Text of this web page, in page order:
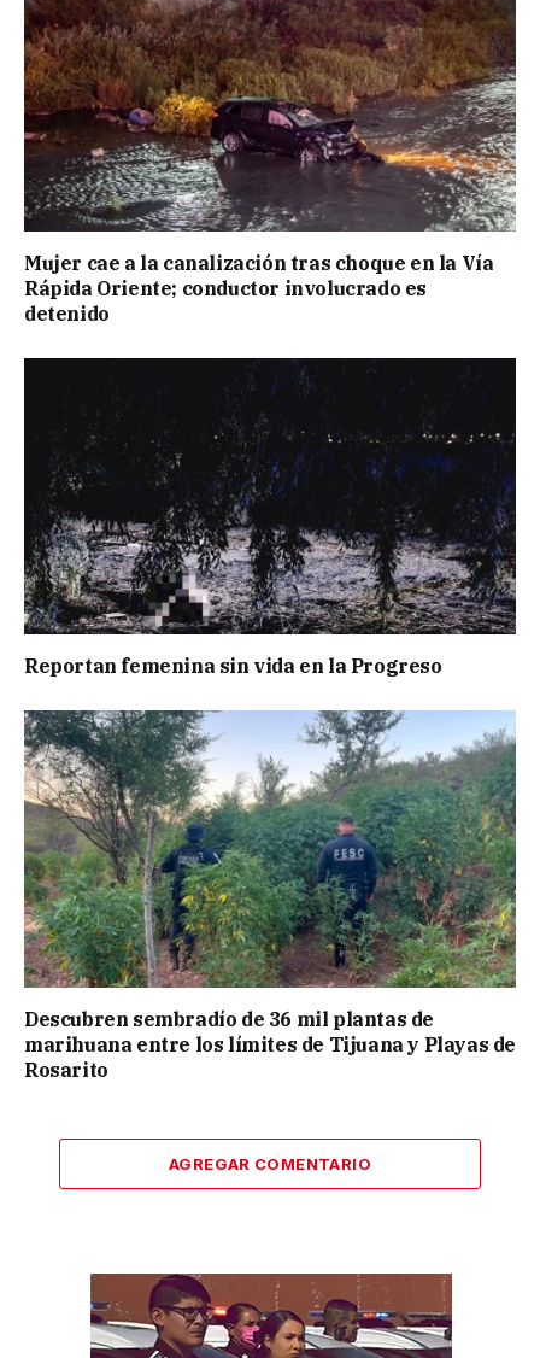
Mujer cae a la canalización tras choque en la Vía
Rápida Oriente; conductor involucrado es
detenido
Reportan femenina sin vida en la Progreso
Descubren sembradío de 36 mil plantas de
marihuana entre los límites de Tijuana y Playas de
Rosarito
AGREGAR COMENTARIO